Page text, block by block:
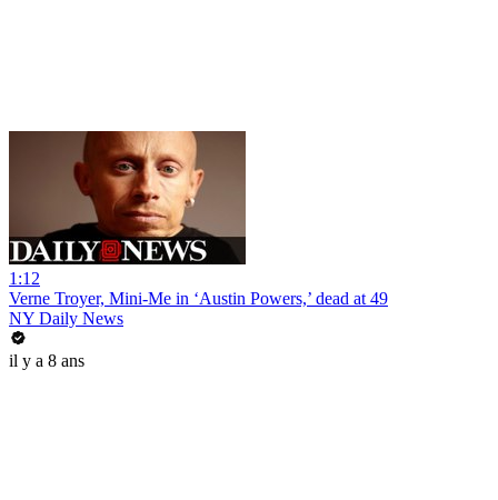
1:12
Verne Troyer, Mini-Me in ‘Austin Powers,’ dead at 49
NY Daily News
il y a 8 ans